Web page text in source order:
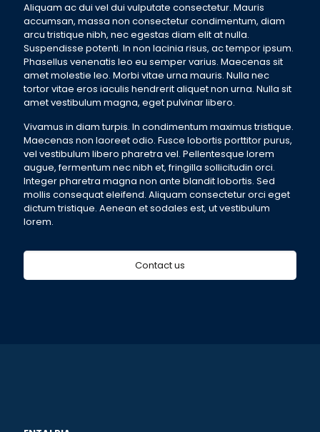
Aliquam ac dui vel dui vulputate consectetur. Mauris
accumsan, massa non consectetur condimentum, diam
arcu tristique nibh, nec egestas diam elit at nulla.
Suspendisse potenti. In non lacinia risus, ac tempor ipsum.
Phasellus venenatis leo eu semper varius. Maecenas sit
amet molestie leo. Morbi vitae urna mauris. Nulla nec
tortor vitae eros iaculis hendrerit aliquet non urna. Nulla sit
amet vestibulum magna, eget pulvinar libero.
Vivamus in diam turpis. In condimentum maximus tristique.
Maecenas non laoreet odio. Fusce lobortis porttitor purus,
vel vestibulum libero pharetra vel. Pellentesque lorem
augue, fermentum nec nibh et, fringilla sollicitudin orci.
Integer pharetra magna non ante blandit lobortis. Sed
mollis consequat eleifend. Aliquam consectetur orci eget
dictum tristique. Aenean et sodales est, ut vestibulum
lorem.
Contact us